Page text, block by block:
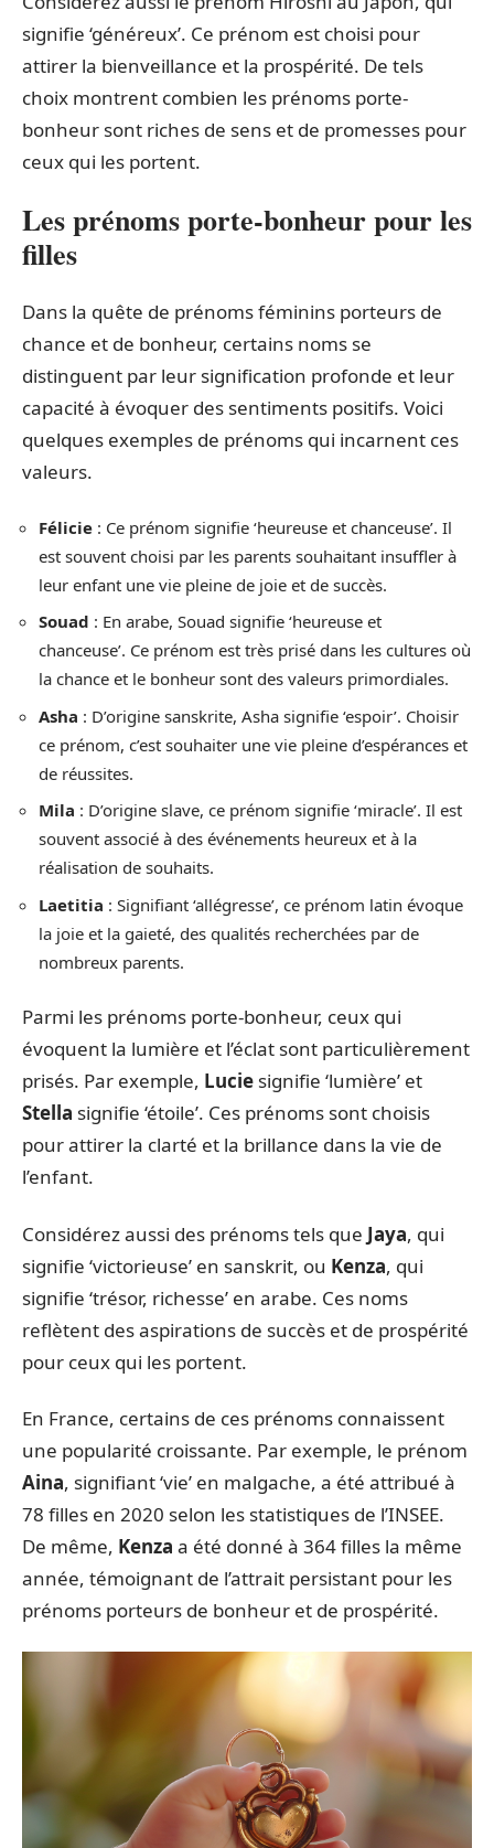
signifie ‘généreux’. Ce prénom est choisi pour
attirer la bienveillance et la prospérité. De tels
choix montrent combien les prénoms porte-
bonheur sont riches de sens et de promesses pour
ceux qui les portent.
Les prénoms porte-bonheur pour les
filles
Dans la quête de prénoms féminins porteurs de
chance et de bonheur, certains noms se
distinguent par leur signification profonde et leur
capacité à évoquer des sentiments positifs. Voici
quelques exemples de prénoms qui incarnent ces
valeurs.
Félicie : Ce prénom signifie ‘heureuse et chanceuse’. Il
est souvent choisi par les parents souhaitant insuffler à
leur enfant une vie pleine de joie et de succès.
Souad : En arabe, Souad signifie ‘heureuse et
chanceuse’. Ce prénom est très prisé dans les cultures où
la chance et le bonheur sont des valeurs primordiales.
Asha : D’origine sanskrite, Asha signifie ‘espoir’. Choisir
ce prénom, c’est souhaiter une vie pleine d’espérances et
de réussites.
Mila : D’origine slave, ce prénom signifie ‘miracle’. Il est
souvent associé à des événements heureux et à la
réalisation de souhaits.
Laetitia : Signifiant ‘allégresse’, ce prénom latin évoque
la joie et la gaieté, des qualités recherchées par de
nombreux parents.
Parmi les prénoms porte-bonheur, ceux qui
évoquent la lumière et l’éclat sont particulièrement
prisés. Par exemple, Lucie signifie ‘lumière’ et
Stella signifie ‘étoile’. Ces prénoms sont choisis
pour attirer la clarté et la brillance dans la vie de
l’enfant.
Considérez aussi des prénoms tels que Jaya, qui
signifie ‘victorieuse’ en sanskrit, ou Kenza, qui
signifie ‘trésor, richesse’ en arabe. Ces noms
reflètent des aspirations de succès et de prospérité
pour ceux qui les portent.
En France, certains de ces prénoms connaissent
une popularité croissante. Par exemple, le prénom
Aina, signifiant ‘vie’ en malgache, a été attribué à
78 filles en 2020 selon les statistiques de l’INSEE.
De même, Kenza a été donné à 364 filles la même
année, témoignant de l’attrait persistant pour les
prénoms porteurs de bonheur et de prospérité.